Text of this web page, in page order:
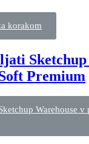
korakom
Sketchup
Premium
Warehouse v